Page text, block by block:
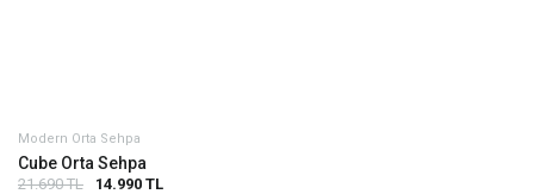
Modern Orta Sehpa
Cube Orta Sehpa
21.690 TL 14.990 TL